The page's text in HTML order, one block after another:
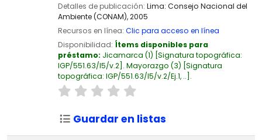
Detalles de publicación: Lima: Consejo Nacional del
Ambiente (CONAM),2005
Recursos en línea: Clic para acceso en línea
Disponibilidad: Ítems disponibles para
préstamo: Jicamarca (1) Signatura topográfica:
IGP/551.63/I5/v.2 . Mayorazgo (3) Signatura
topográfica: IGP/551.63/I5/v.2/Ej.1, .. .
Guardar en listas